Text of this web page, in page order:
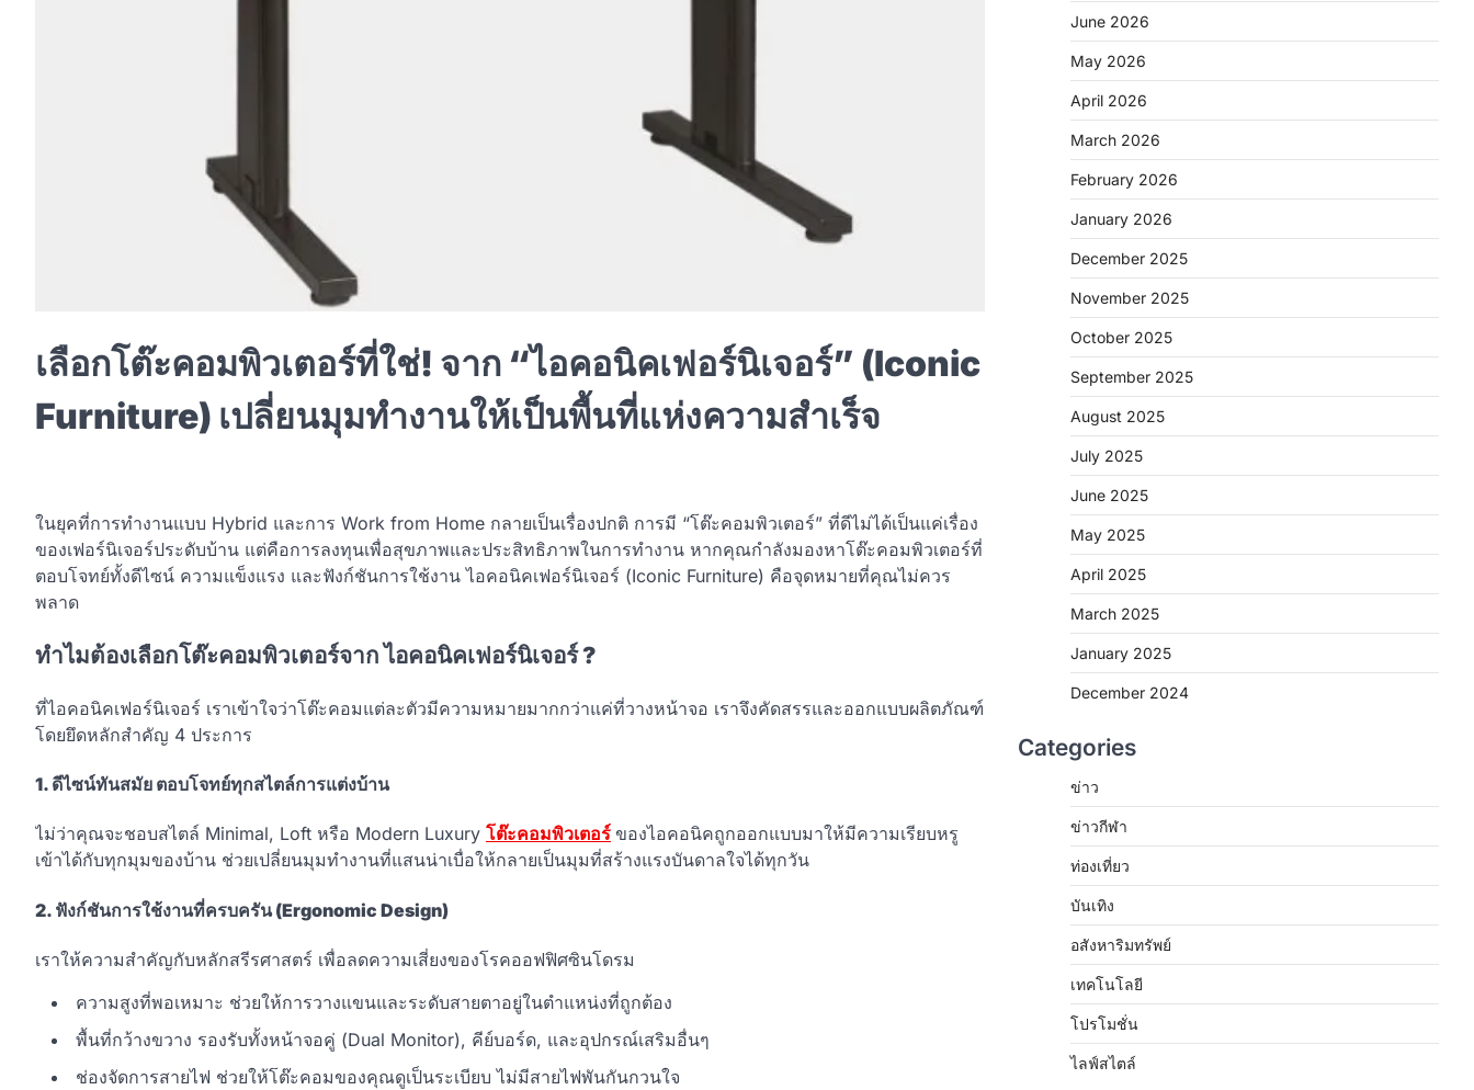
เลือกโต๊ะคอมพิวเตอร์ที่ใช่! จาก “ไอคอนิคเฟอร์นิเจอร์” (Iconic
Furniture) เปลี่ยนมุมทำงานให้เป็นพื้นที่แห่งความสำเร็จ
ในยุคที่การทำงานแบบ Hybrid และการ Work from Home กลายเป็นเรื่องปกติ การมี “โต๊ะคอมพิวเตอร์” ที่ดีไม่ได้เป็นแค่เรื่อง
ของเฟอร์นิเจอร์ประดับบ้าน แต่คือการลงทุนเพื่อสุขภาพและประสิทธิภาพในการทำงาน หากคุณกำลังมองหาโต๊ะคอมพิวเตอร์ที่
ตอบโจทย์ทั้งดีไซน์ ความแข็งแรง และฟังก์ชันการใช้งาน ไอคอนิคเฟอร์นิเจอร์ (Iconic Furniture) คือจุดหมายที่คุณไม่ควร
พลาด
ทำไมต้องเลือกโต๊ะคอมพิวเตอร์จาก ไอคอนิคเฟอร์นิเจอร์ ?
ที่ไอคอนิคเฟอร์นิเจอร์ เราเข้าใจว่าโต๊ะคอมแต่ละตัวมีความหมายมากกว่าแค่ที่วางหน้าจอ เราจึงคัดสรรและออกแบบผลิตภัณฑ์
โดยยึดหลักสำคัญ 4 ประการ
1. ดีไซน์ทันสมัย ตอบโจทย์ทุกสไตล์การแต่งบ้าน
ไม่ว่าคุณจะชอบสไตล์ Minimal, Loft หรือ Modern Luxury โต๊ะคอมพิวเตอร์ ของไอคอนิคถูกออกแบบมาให้มีความเรียบหรู
เข้าได้กับทุกมุมของบ้าน ช่วยเปลี่ยนมุมทำงานที่แสนน่าเบื่อให้กลายเป็นมุมที่สร้างแรงบันดาลใจได้ทุกวัน
2. ฟังก์ชันการใช้งานที่ครบครัน (Ergonomic Design)
เราให้ความสำคัญกับหลักสรีรศาสตร์ เพื่อลดความเสี่ยงของโรคออฟฟิศซินโดรม
ความสูงที่พอเหมาะ ช่วยให้การวางแขนและระดับสายตาอยู่ในตำแหน่งที่ถูกต้อง
พื้นที่กว้างขวาง รองรับทั้งหน้าจอคู่ (Dual Monitor), คีย์บอร์ด, และอุปกรณ์เสริมอื่นๆ
ช่องจัดการสายไฟ ช่วยให้โต๊ะคอมของคุณดูเป็นระเบียบ ไม่มีสายไฟพันกันกวนใจ
June 2026
May 2026
April 2026
March 2026
February 2026
January 2026
December 2025
November 2025
October 2025
September 2025
August 2025
July 2025
June 2025
May 2025
April 2025
March 2025
January 2025
December 2024
Categories
ข่าว
ข่าวกีฬา
ท่องเที่ยว
บันเทิง
อสังหาริมทรัพย์
เทคโนโลยี
โปรโมชั่น
ไลฟ์สไตล์